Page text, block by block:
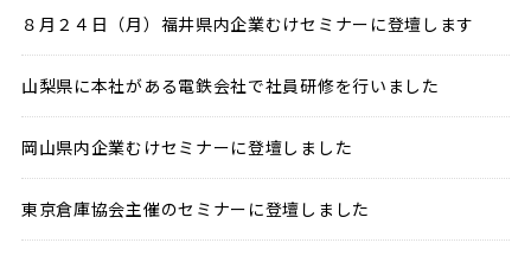
８月２４日（月）福井県内企業むけセミナーに登壇します
山梨県に本社がある電鉄会社で社員研修を行いました
岡山県内企業むけセミナーに登壇しました
東京倉庫協会主催のセミナーに登壇しました